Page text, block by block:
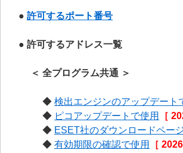
● 許可するポート番号
● 許可するアドレス一覧
＜ 全プログラム共通 ＞
◆ 検出エンジンのアップデート
◆ ピコアップデートで使用
［
◆ ESET社のダウンロードペー
◆ 有効期限の確認で使用
［